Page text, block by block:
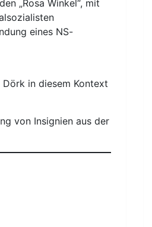
„Rosa Winkel“, mit
eines NS-
in diesem Kontext
von Insignien aus der